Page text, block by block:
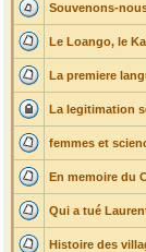
Souvenons-
Le Loango, le
La premiere
La legitimation
femmes et
En memoire du
Qui a tué
Histoire des